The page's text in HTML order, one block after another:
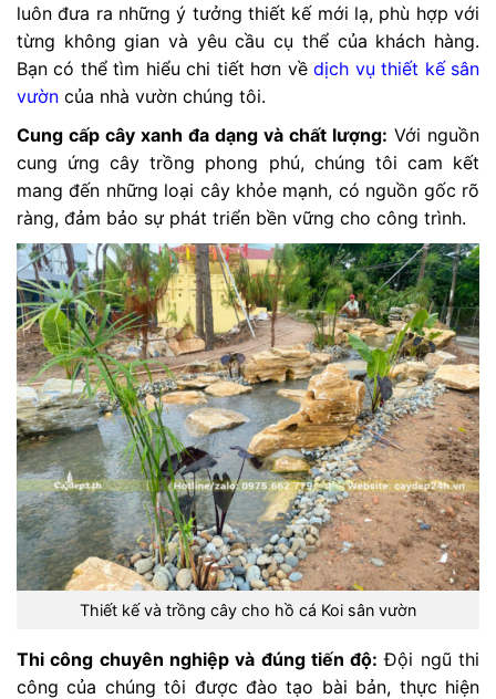
luôn đưa ra những ý tưởng thiết kế mới lạ, phù hợp với
từng không gian và yêu cầu cụ thể của khách hàng.
Bạn có thể tìm hiểu chi tiết hơn vềdịch vụ thiết kế sân
vườn của nhà vườn chúng tôi.
Cung cấp cây xanh đa dạng và chất lượng: Với nguồn
cung ứng cây trồng phong phú, chúng tôi cam kết
mang đến những loại cây khỏe mạnh, có nguồn gốc rõ
ràng, đảm bảo sự phát triển bền vững cho công trình.
Thiết kế và trồng cây cho hồ cá Koi sân vườn
Thi công chuyên nghiệp và đúng tiến độ: Đội ngũ thi
công của chúng tôi được đào tạo bài bản, thực hiện